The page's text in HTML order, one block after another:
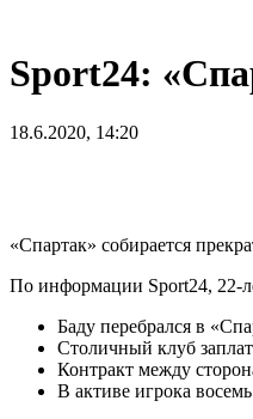
Sport24:
18.6.2020, 14:20
«Спартак» собирается
По информации Sport24, 22-
Баду перебрался в
Столичный клуб
Контракт между
В активе игрока